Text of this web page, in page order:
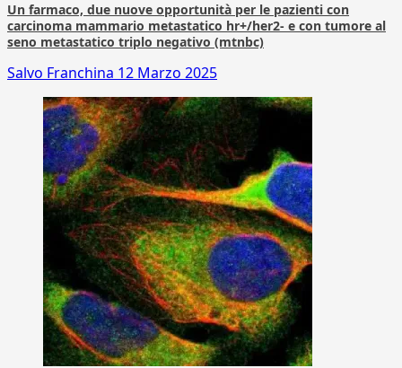
Un farmaco, due nuove opportunità per le pazienti con
carcinoma mammario metastatico hr+/her2- e con tumore al
seno metastatico triplo negativo (mtnbc)
Salvo Franchina 12 Marzo 2025